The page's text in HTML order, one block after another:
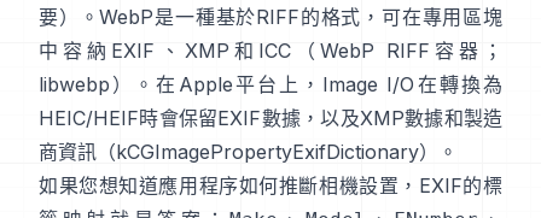
要）。WebP是一種基於RIFF的格式，可在專用區塊
中容納EXIF、XMP和ICC（WebP RIFF容器 ；
libwebp ）。在Apple平台上， Image I/O 在轉換為
HEIC/HEIF時會保留EXIF數據，以及XMP數據和製造
商資訊（kCGImagePropertyExifDictionary）。
如果您想知道應用程序如何推斷相機設置，EXIF的標